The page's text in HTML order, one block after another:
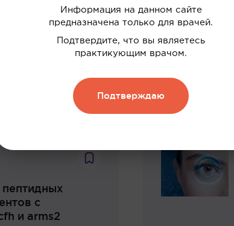
дегенерации
с
и arms2
Информация на данном сайте
предназначена только для врачей.
Подтвердите, что вы являетесь
практикующим врачом.
Подтверждаю